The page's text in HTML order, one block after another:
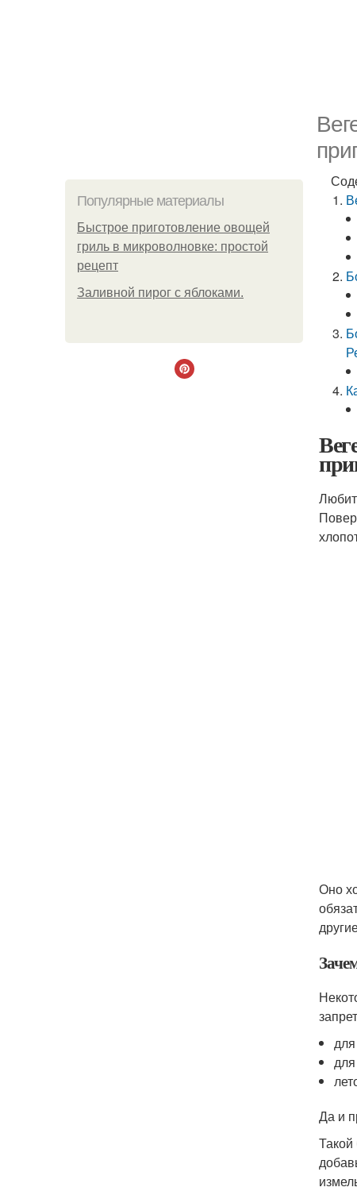
Популярные материалы
Быстрое приготовление овощей
гриль в микроволновке: простой
рецепт
Заливной пирог с яблоками.
Оно
Да и